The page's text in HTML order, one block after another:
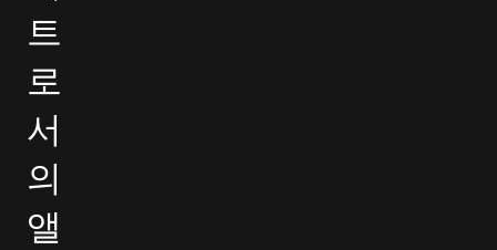
트
로
서
의
앨